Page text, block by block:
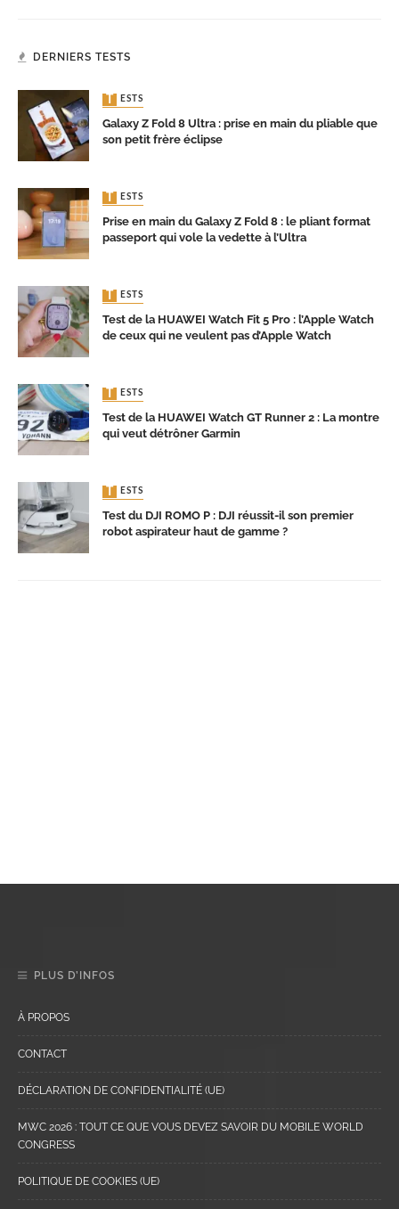
DERNIERS TESTS
TESTS
Galaxy Z Fold 8 Ultra : prise en main du pliable que
son petit frère éclipse
TESTS
Prise en main du Galaxy Z Fold 8 : le pliant format
passeport qui vole la vedette à l’Ultra
TESTS
Test de la HUAWEI Watch Fit 5 Pro : l’Apple Watch
de ceux qui ne veulent pas d’Apple Watch
TESTS
Test de la HUAWEI Watch GT Runner 2 : La montre
qui veut détrôner Garmin
TESTS
Test du DJI ROMO P : DJI réussit-il son premier
robot aspirateur haut de gamme ?
PLUS D’INFOS
À PROPOS
CONTACT
DÉCLARATION DE CONFIDENTIALITÉ (UE)
MWC 2026 : TOUT CE QUE VOUS DEVEZ SAVOIR DU MOBILE WORLD
CONGRESS
POLITIQUE DE COOKIES (UE)